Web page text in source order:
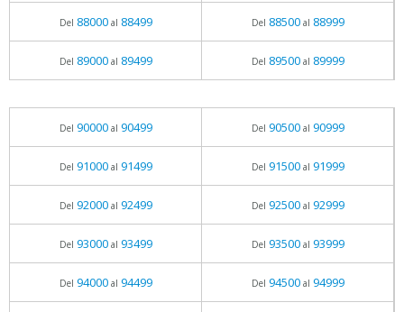
Del 88000al 88499 Del 88500al 88999
Del 89000al 89499 Del 89500al 89999
Del 90000al 90499 Del 90500al 90999
Del 91000al 91499 Del 91500al 91999
Del 92000al 92499 Del 92500al 92999
Del 93000al 93499 Del 93500al 93999
Del 94000al 94499 Del 94500al 94999